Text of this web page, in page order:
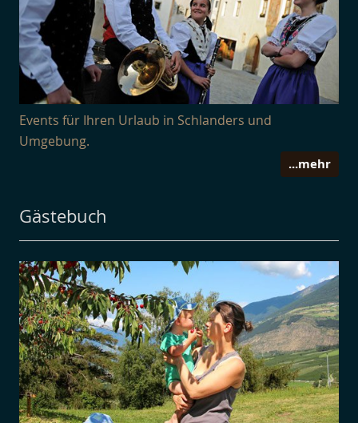
Events für Ihren Urlaub in Schlanders und
Umgebung.
...mehr
Gästebuch